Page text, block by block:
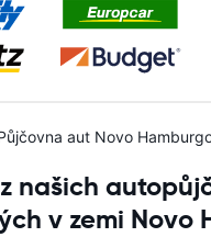
aut Novo
našich
v zemi Novo